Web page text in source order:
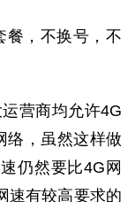
营商均允许4G
络，虽然这样做
仍然要比4G网
速有较高要求的